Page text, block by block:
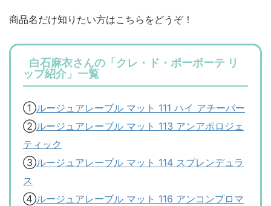
商品名だけ知りたい方はこちらをどうぞ！
白石麻衣さんの「クレ・ド・ポーボーテ リ
ップ紹介」一覧
①ルージュアレーブル マット 111 ハイ アチーバー
②ルージュアレーブル マット 113 アンアポロジェ
ティック
③ルージュアレーブル マット 114 スプレンデュラ
ス
④ルージュアレーブル マット 116 アンコンプロマ